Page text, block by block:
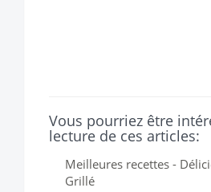
Vous pourriez être
lecture de ces articles:
Meilleures recettes -
Grillé